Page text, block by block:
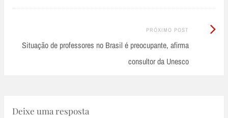
PRÓXIMO POST
Situação de professores no Brasil é preocupante, afirma
consultor da Unesco
Próximo
Deixe uma resposta